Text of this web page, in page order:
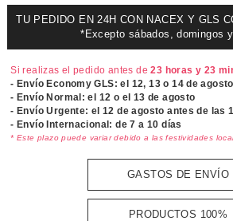
TU PEDIDO EN 24H CON NACEX Y GLS
*Excepto sábados, domingos
Si realizas el pedido antes de23 horas y 23
- Envío Economy GLS: el 12, 13 o 14 de agosto
- Envío Normal: el 12 o el 13 de agosto
- Envío Urgente: el12 de agosto antes de las
- Envío Internacional: de 7 a 10 días
* Este plazo puede variar debido a las festividades
GASTOS DE ENVÍO
PRODUCTOS 100%